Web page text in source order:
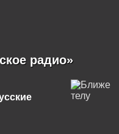
104.8 FM
107.7 FM
96.3 FM
радио»